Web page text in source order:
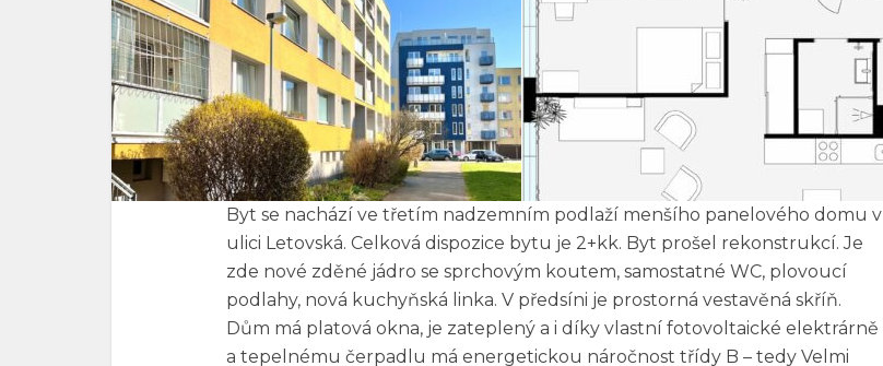
Byt se nachází ve třetím nadzemním podlaží menšího panelového domu v
ulici Letovská. Celková dispozice bytu je 2+kk. Byt prošel rekonstrukcí. Je
zde nové zděné jádro se sprchovým koutem, samostatné WC, plovoucí
podlahy, nová kuchyňská linka. V předsíni je prostorná vestavěná skříň.
Dům má platová okna, je zateplený a i díky vlastní fotovoltaické elektrárně
a tepelnému čerpadlu má energetickou náročnost třídy B – tedy Velmi